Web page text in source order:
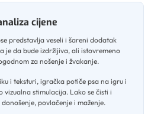
cijene
predstavlja veseli i šareni dodatak
je da bude izdržljiva, ali istovremeno
za nošenje i žvakanje.
i teksturi, igračka potiče psa na igru i
vizualna stimulacija. Lako se čisti i
povlačenje i maženje.